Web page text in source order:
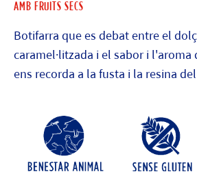
AMB FRUITS SECS
Botifarra que es debat entre el
caramel·litzada i el sabor i l'aroma
ens recorda a la fusta i la resina